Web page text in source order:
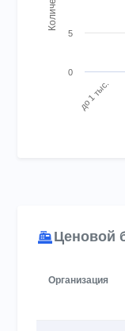
до 1 тыс.
0
5
Ценовой
Организация